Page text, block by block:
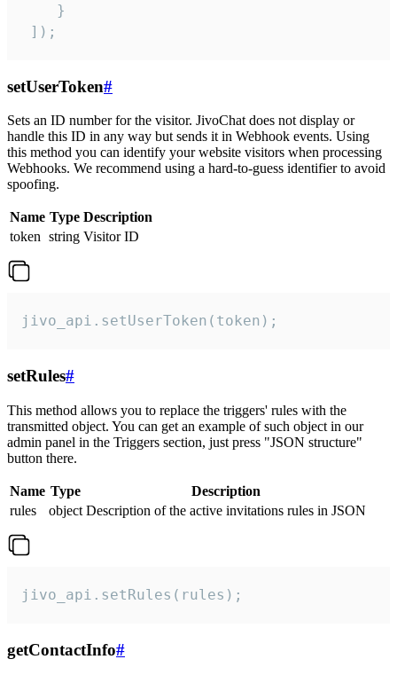
    }
]);
setUserToken#
Sets an ID number for the visitor. JivoChat does not display or
handle this ID in any way but sends it in Webhook events. Using
this method you can identify your website visitors when processing
Webhooks. We recommend using a hard-to-guess identifier to avoid
spoofing.
Name Type Description
token string Visitor ID
jivo_api.setUserToken(token);
setRules#
This method allows you to replace the triggers' rules with the
transmitted object. You can get an example of such object in our
admin panel in the Triggers section, just press "JSON structure"
button there.
Name Type
Description
rules
object Description of the active invitations rules in JSON
jivo_api.setRules(rules);
getContactInfo#